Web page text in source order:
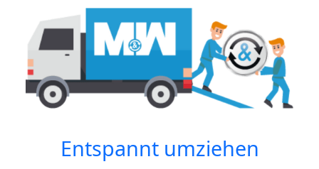
Entspannt umziehen